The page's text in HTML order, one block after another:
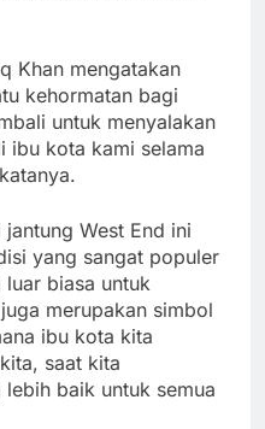
Khan mengatakan
kehormatan bagi
untuk menyalakan
ibu kota kami selama
West End ini
yang sangat populer
biasa untuk
merupakan simbol
ibu kota kita
saat kita
baik untuk semua